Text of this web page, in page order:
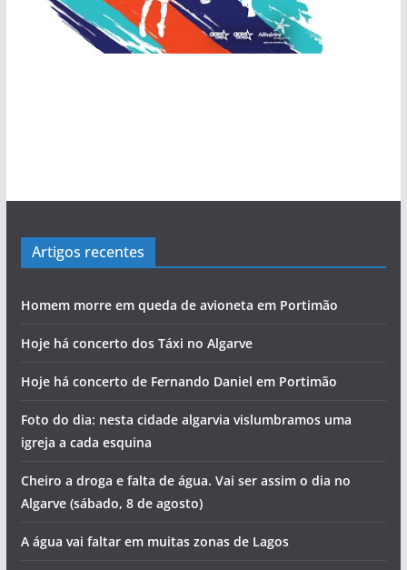
Artigos recentes
Homem morre em queda de avioneta em Portimão
Hoje há concerto dos Táxi no Algarve
Hoje há concerto de Fernando Daniel em Portimão
Foto do dia: nesta cidade algarvia vislumbramos uma
igreja a cada esquina
Cheiro a droga e falta de água. Vai ser assim o dia no
Algarve (sábado, 8 de agosto)
A água vai faltar em muitas zonas de Lagos